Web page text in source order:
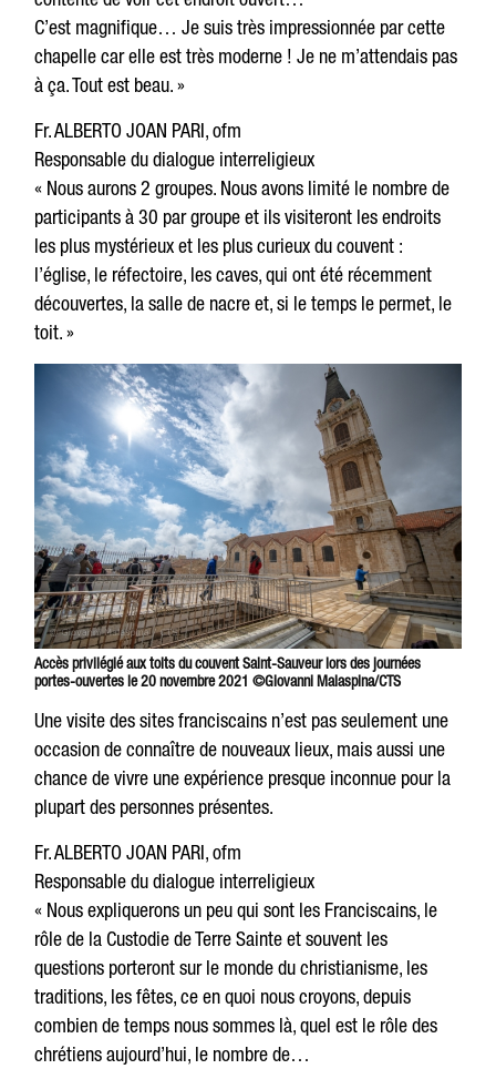
C’est magnifique… Je suis très impressionnée par cette
chapelle car elle est très moderne ! Je ne m’attendais pas
à ça. Tout est beau. »
Fr. ALBERTO JOAN PARI, ofm
Responsable du dialogue interreligieux
« Nous aurons 2 groupes. Nous avons limité le nombre de
participants à 30 par groupe et ils visiteront les endroits
les plus mystérieux et les plus curieux du couvent :
l’église, le réfectoire, les caves, qui ont été récemment
découvertes, la salle de nacre et, si le temps le permet, le
toit. »
Accès privilégié aux toits du couvent Saint-Sauveur lors des journées
portes-ouvertes le 20 novembre 2021 ©Giovanni Malaspina/CTS
Une visite des sites franciscains n’est pas seulement une
occasion de connaître de nouveaux lieux, mais aussi une
chance de vivre une expérience presque inconnue pour la
plupart des personnes présentes.
Fr. ALBERTO JOAN PARI, ofm
Responsable du dialogue interreligieux
« Nous expliquerons un peu qui sont les Franciscains, le
rôle de la Custodie de Terre Sainte et souvent les
questions porteront sur le monde du christianisme, les
traditions, les fêtes, ce en quoi nous croyons, depuis
combien de temps nous sommes là, quel est le rôle des
chrétiens aujourd’hui, le nombre de…